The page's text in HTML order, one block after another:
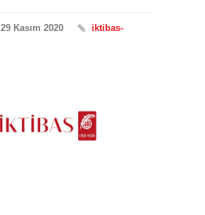
29 Kasım 2020 iktibas-